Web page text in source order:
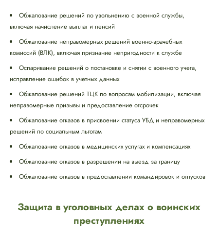
Обжалование решений по увольнению с военной службы,
включая начисление выплат и пенсий
Обжалование неправомерных решений военно-врачебных
комиссий (ВЛК), включая признание непригодности к службе
Оспаривание решений о постановке и снятии с военного учета,
исправление ошибок в учетных данных
Обжалование решений ТЦК по вопросам мобилизации, включая
неправомерные призывы и предоставление отсрочек
Обжалование отказов в присвоении статуса УБД и неправомерных
решений по социальным льготам
Обжалование отказов в медицинских услугах и компенсациях
Обжалование отказов в разрешении на выезд за границу
Обжалование отказов в предоставлении командировок и отпусков
Защита в уголовных делах о воинских
преступлениях